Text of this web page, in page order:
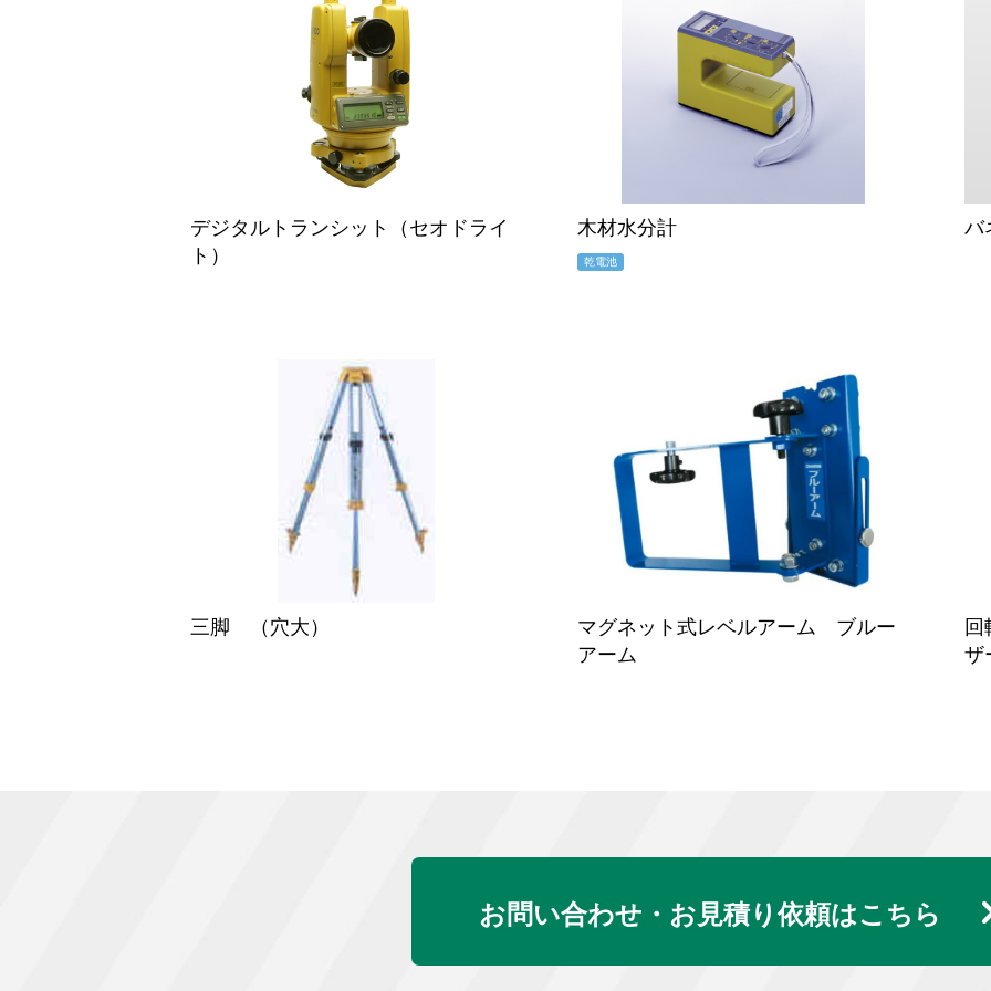
デジタルトランシット（セオドライ
ト）
木材水分計
乾電池
バ
三脚 （穴大）
マグネット式レベルアーム ブルー
アーム
ザ
お問い合わせ・お見積り依頼はこちら